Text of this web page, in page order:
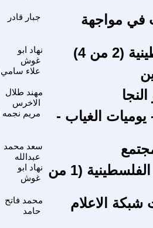
جبار قادر
في مواجهة
نهاد ابو
غوش
من 4)
علاء سامي
مهند طلال
الاخرس
مريم نجمه
الغياب -
سعد محمد
عبدالله
نهاد ابو
غوش
أثر الحرب على إيران على القضية الفلسطينية (1 من
محمد فاتح
حامد
الاعلام